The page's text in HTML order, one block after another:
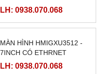
LH: 0938.070.068